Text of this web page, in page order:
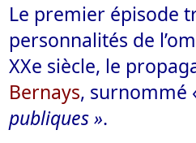
Le premier épisode
personnalités de
XXe siècle, le
Bernays, surnommé
publiques ».